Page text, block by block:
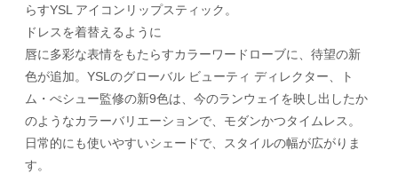
らすYSL アイコンリップスティック。
ドレスを着替えるように
唇に多彩な表情をもたらすカラーワードローブに、待望の新
色が追加。YSLのグローバル ビューティ ディレクター、ト
ム・ぺシュー監修の新9色は、今のランウェイを映し出したか
のようなカラーバリエーションで、モダンかつタイムレス。
日常的にも使いやすいシェードで、スタイルの幅が広がりま
す。